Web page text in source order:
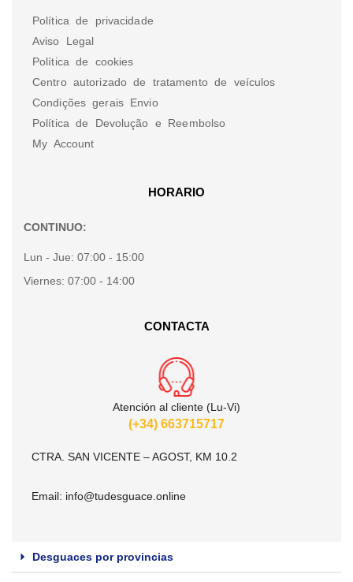
Política de privacidade
Aviso Legal
Política de cookies
Centro autorizado de tratamento de veículos
Condições gerais Envio
Política de Devolução e Reembolso
My Account
HORARIO
CONTINUO:
Lun - Jue: 07:00 - 15:00
Viernes: 07:00 - 14:00
CONTACTA
Atención al cliente (Lu-Vi)
(+34) 663715717
CTRA. SAN VICENTE – AGOST, KM 10.2
Email: info@tudesguace.online
Desguaces por provincias